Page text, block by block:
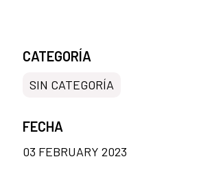
CATEGORÍA
SIN CATEGORÍA
FECHA
03 FEBRUARY 2023